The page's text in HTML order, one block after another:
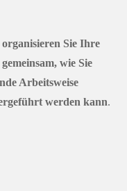
Sie Ihre
wie Sie
Arbeitsweise
werden kann.